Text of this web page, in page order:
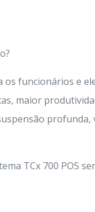
os funcionários e
maior
profunda,
TCx 700 POS